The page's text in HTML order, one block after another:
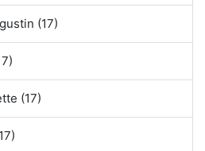
(17)
(17)